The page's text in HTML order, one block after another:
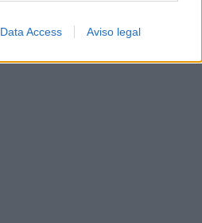
Data Access Aviso legal